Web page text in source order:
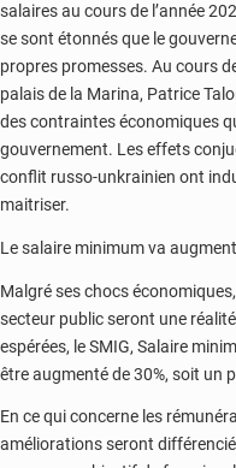
salaires au cours de l’année
se sont étonnés que le
propres promesses. Au cours
palais de la Marina, Patrice
des contraintes économiques
gouvernement. Les effets
conflit russo-unkrainien ont
maitriser.
Le salaire minimum va
Malgré ses chocs
secteur public seront une
espérées, le SMIG, Salaire
être augmenté de 30%, soit un
En ce qui concerne les
améliorations seront